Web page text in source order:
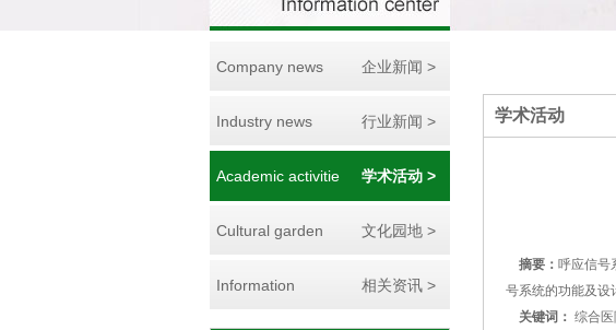
企业新闻 >
Company news
行业新闻 >
Industry news
学术活动 >
Academic activitie
文化园地 >
Cultural garden
相关资讯 >
Information
学术活动
摘要： 呼应信号
号系统的功能及设
关键词： 综合